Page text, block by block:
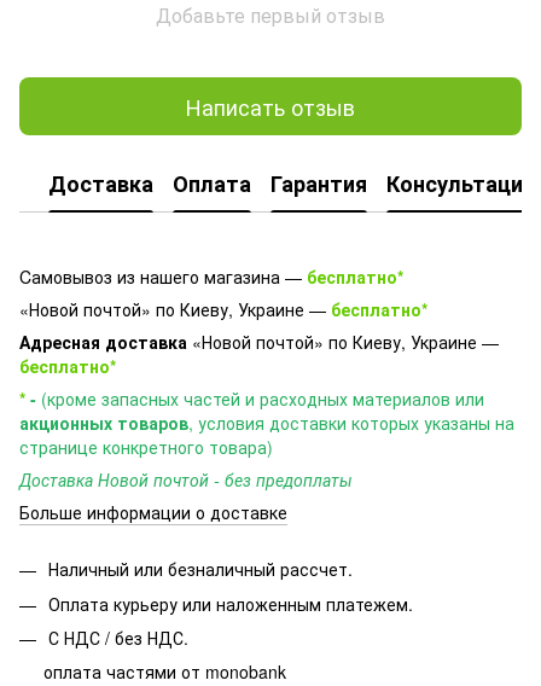
Добавьте первый отзыв
Написать отзыв
Доставка Оплата Гарантия Консультация
Cамовывоз из нашего магазина — бесплатно*
«Новой почтой» по Киеву, Украине — бесплатно*
Адресная доставка «Новой почтой» по Киеву, Украине —
бесплатно*
* - (кроме запасных частей и расходных материалов или
акционных товаров, условия доставки которых указаны на
странице конкретного товара)
Доставка Новой почтой - без предоплаты
Больше информации о доставке
Наличный или безналичный рассчет.
Оплата курьеру или наложенным платежем.
С НДС / без НДС.
оплата частями от monobank